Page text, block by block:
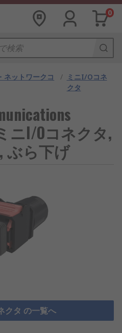
0
ネットワークコ
/
ミニI/Oコネ
クタ
ニI/Oコネクタ,
ぶら下げ
クタ の一覧へ